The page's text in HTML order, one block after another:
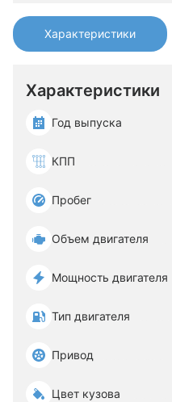
Характеристики
Характеристики
Год выпуска
КПП
Пробег
Объем двигателя
Мощность двигателя
Тип двигателя
Привод
Цвет кузова